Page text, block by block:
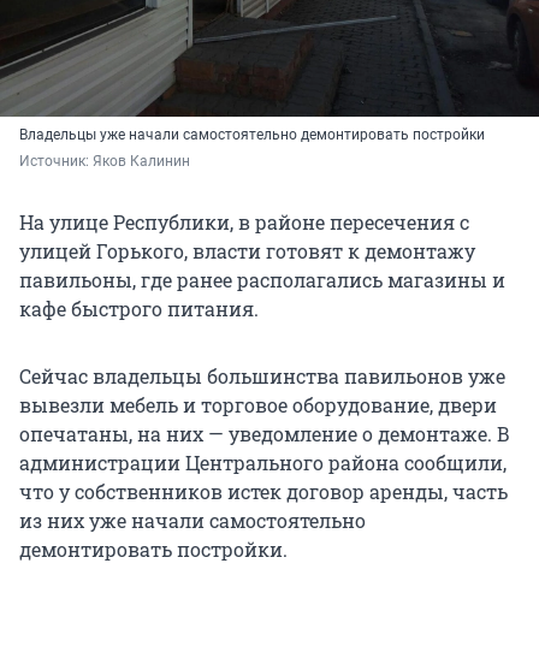
Владельцы уже начали самостоятельно демонтировать постройки
Источник: Яков Калинин
На улице Республики, в районе пересечения с
улицей Горького, власти готовят к демонтажу
павильоны, где ранее располагались магазины и
кафе быстрого питания.
Сейчас владельцы большинства павильонов уже
вывезли мебель и торговое оборудование, двери
опечатаны, на них — уведомление о демонтаже. В
администрации Центрального района сообщили,
что у собственников истек договор аренды, часть
из них уже начали самостоятельно
демонтировать постройки.